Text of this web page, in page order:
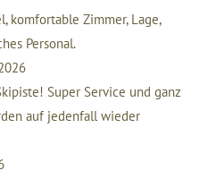
komfortable Zimmer, Lage,
Personal.
Super Service und ganz
auf jedenfall wieder